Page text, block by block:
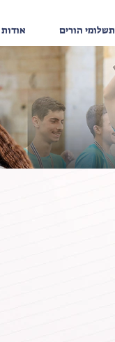
תשלומי הורים אודות